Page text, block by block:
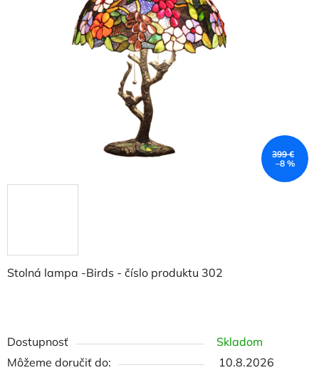
Stolná lampa -Birds - číslo produktu 302
Dostupnosť
Skladom
Môžeme doručiť do:
10.8.2026
399 €
–8 %